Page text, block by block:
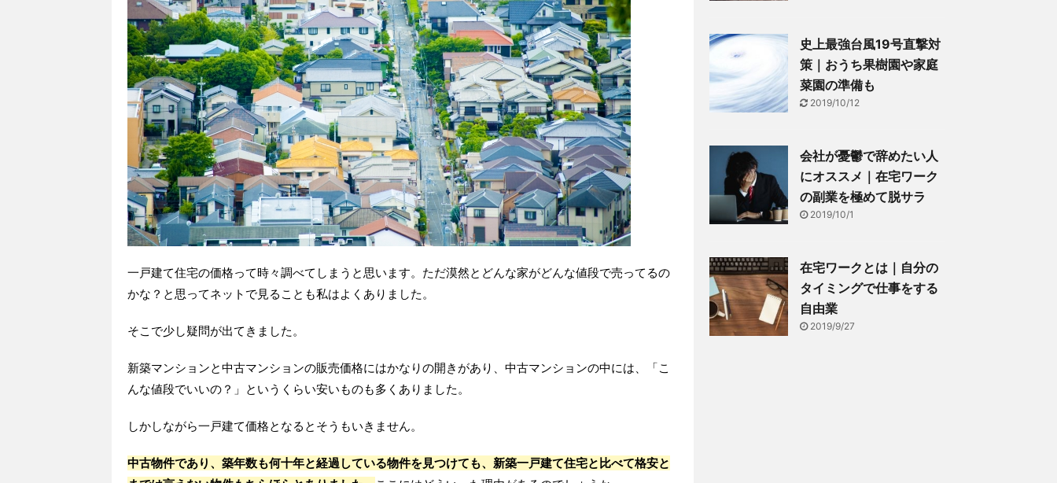
一戸建て住宅の価格って時々調べてしまうと思います。ただ漠然とどんな家がどんな値段で売ってるの
かな？と思ってネットで見ることも私はよくありました。
そこで少し疑問が出てきました。
新築マンションと中古マンションの販売価格にはかなりの開きがあり、中古マンションの中には、「こ
んな値段でいいの？」というくらい安いものも多くありました。
しかしながら一戸建て価格となるとそうもいきません。
中古物件であり、築年数も何十年と経過している物件を見つけても、新築一戸建て住宅と比べて格安と
史上最強台風19号直撃対
策｜おうち果樹園や家庭
菜園の準備も
2019/10/12
会社が憂鬱で辞めたい人
にオススメ｜在宅ワーク
の副業を極めて脱サラ
2019/10/1
在宅ワークとは｜自分の
タイミングで仕事をする
自由業
2019/9/27